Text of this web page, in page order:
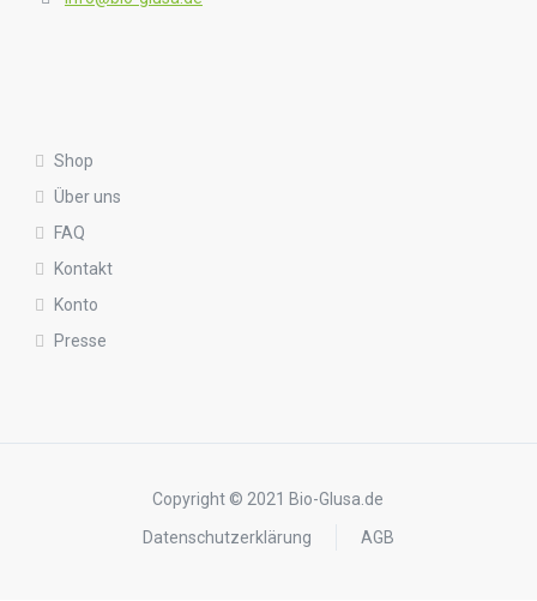
Shop
Über uns
FAQ
Kontakt
Konto
Presse
Copyright © 2021 Bio-Glusa.de
Datenschutzerklärung
AGB